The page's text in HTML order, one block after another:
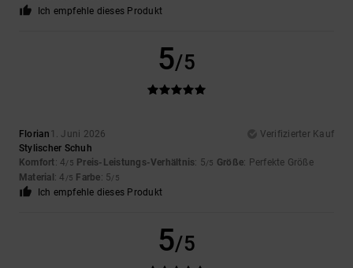
Ich empfehle dieses Produkt
5/5
Florian 1. Juni 2026
Verifizierter Kauf
Stylischer Schuh
Komfort: 4/5 Preis-Leistungs-Verhältnis: 5/5 Größe: Perfekte Größe
Material : 4 /5 Farbe: 5/5
Ich empfehle dieses Produkt
5/5